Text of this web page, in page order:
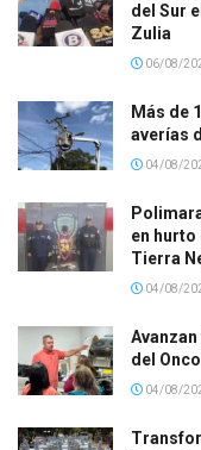
del Sur
Zulia
06/08/
Más de
averías
04/08/
en
Tierra
04/08/
del
04/08/